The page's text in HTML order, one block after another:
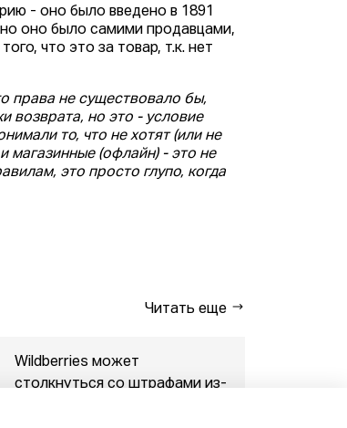
- оно было введено в 1891
оно было самими продавцами,
что это за товар, т.к. нет
права не существовало бы,
возврата, но это - условие
то, что не хотят (или не
магазинные (офлайн) - это не
это просто глупо, когда
Читать еще
Wildberries может
столкнуться со штрафами из-